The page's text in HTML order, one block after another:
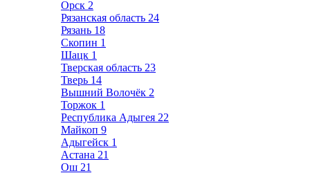
Орск 2
Рязанская область 24
Рязань 18
Скопин 1
Шацк 1
Тверская область 23
Тверь 14
Вышний Волочёк 2
Торжок 1
Республика Адыгея 22
Майкоп 9
Адыгейск 1
Астана 21
Ош 21